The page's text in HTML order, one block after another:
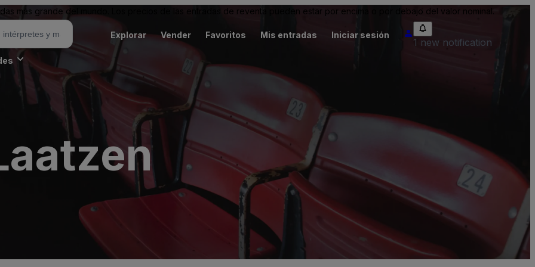
más grande del mundo. Los precios de las entradas de reventa pueden estar por encima o por debajo del valor nominal.
Explorar Vender Favoritos Mis entradas Iniciar sesión
1 new notification